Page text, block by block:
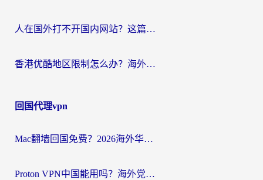
人在国外打不开国内网站？这篇攻略帮你无缝解锁国内资源（附交管12123使用技巧）
香港优酷地区限制怎么办？海外党亲测有效的追剧解决方案
回国代理vpn
Mac翻墙回国免费？2026海外华人亲测：从CCTV5直播到国内APP，这样选加速器才靠谱
Proton VPN中国能用吗？海外党选回国加速器的避坑指南（附番茄加速器实测）